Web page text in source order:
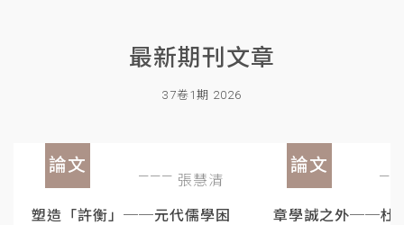
最新期刊文章
37卷1期 2026
論文
張慧清
塑造「許衡」──元代儒學困
論文
章學誠之外──杜